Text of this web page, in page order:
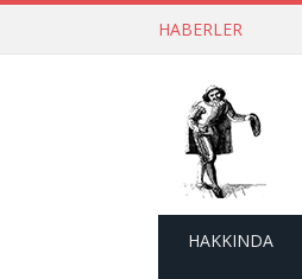
HABERLER
HAKKINDA